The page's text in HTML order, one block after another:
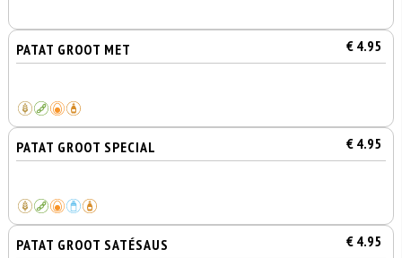
PATAT GROOT MET € 4.95
PATAT GROOT SPECIAL € 4.95
PATAT GROOT SATÉSAUS € 4.95